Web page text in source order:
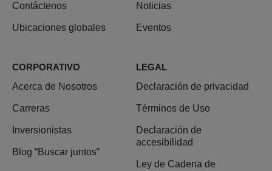
Contáctenos
Ubicaciones globales
Noticias
Eventos
CORPORATIVO
Acerca de Nosotros
Carreras
Inversionistas
Blog “Buscar juntos”
LEGAL
Declaración de privacidad
Términos de Uso
Declaración de
accesibilidad
Ley de Cadena de